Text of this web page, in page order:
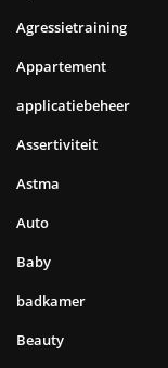
Agressietraining
Appartement
applicatiebeheer
Assertiviteit
Astma
Auto
Baby
badkamer
Beauty